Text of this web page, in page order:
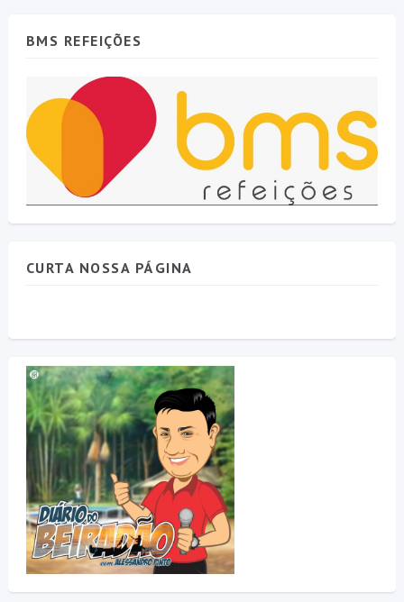
BMS REFEIÇÕES
CURTA NOSSA PÁGINA